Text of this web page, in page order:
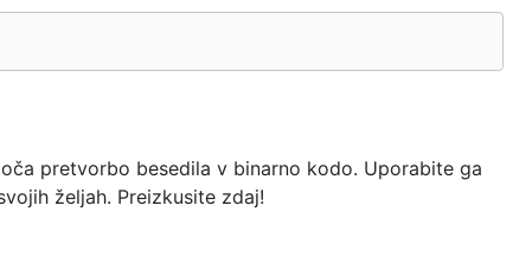
pretvorbo besedila v binarno kodo. Uporabite ga
željah. Preizkusite zdaj!